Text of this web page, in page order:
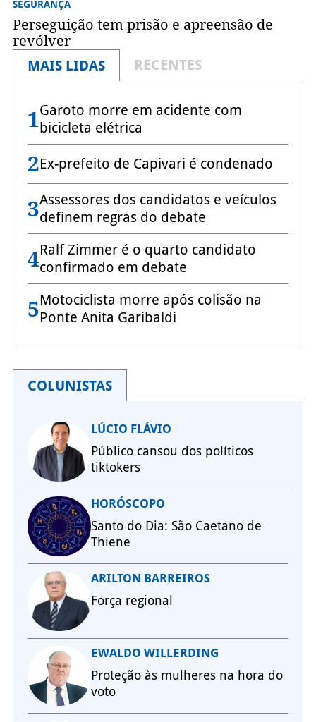
SEGURANÇA
Perseguição tem prisão e apreensão de
revólver
MAIS LIDAS
RECENTES
1Garoto morre em acidente com
bicicleta elétrica
2Ex-prefeito de Capivari é condenado
3Assessores dos candidatos e veículos
definem regras do debate
4Ralf Zimmer é o quarto candidato
confirmado em debate
5Motociclista morre após colisão na
Ponte Anita Garibaldi
COLUNISTAS
LÚCIO FLÁVIO
Público cansou dos políticos
tiktokers
HORÓSCOPO
Santo do Dia: São Caetano de
Thiene
ARILTON BARREIROS
Força regional
EWALDO WILLERDING
Proteção às mulheres na hora do
voto